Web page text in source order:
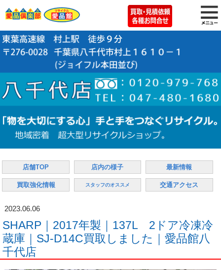
店舗TOP 店内の様子 最新情報
買取強化情報 スタッフのオススメ 交通アクセス
2023.06.06
SHARP｜2017年製｜137L 2ドア冷凍冷
蔵庫｜SJ-D14C買取しました｜愛品館八
千代店